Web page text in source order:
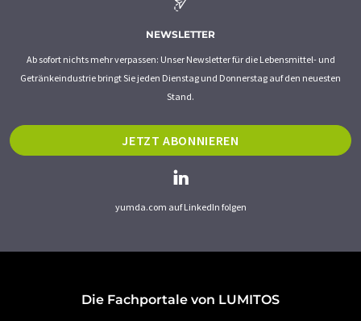
NEWSLETTER
Ab sofort nichts mehr verpassen: Unser Newsletter für die Lebensmittel- und
Getränkeindustrie bringt Sie jeden Dienstag und Donnerstag auf den neuesten
Stand.
JETZT ABONNIEREN
yumda.com auf LinkedIn folgen
Die Fachportale von LUMITOS